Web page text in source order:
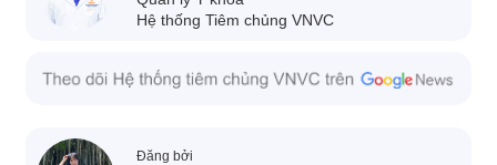
Hệ thống Tiêm chủng VNVC
Đăng bởi